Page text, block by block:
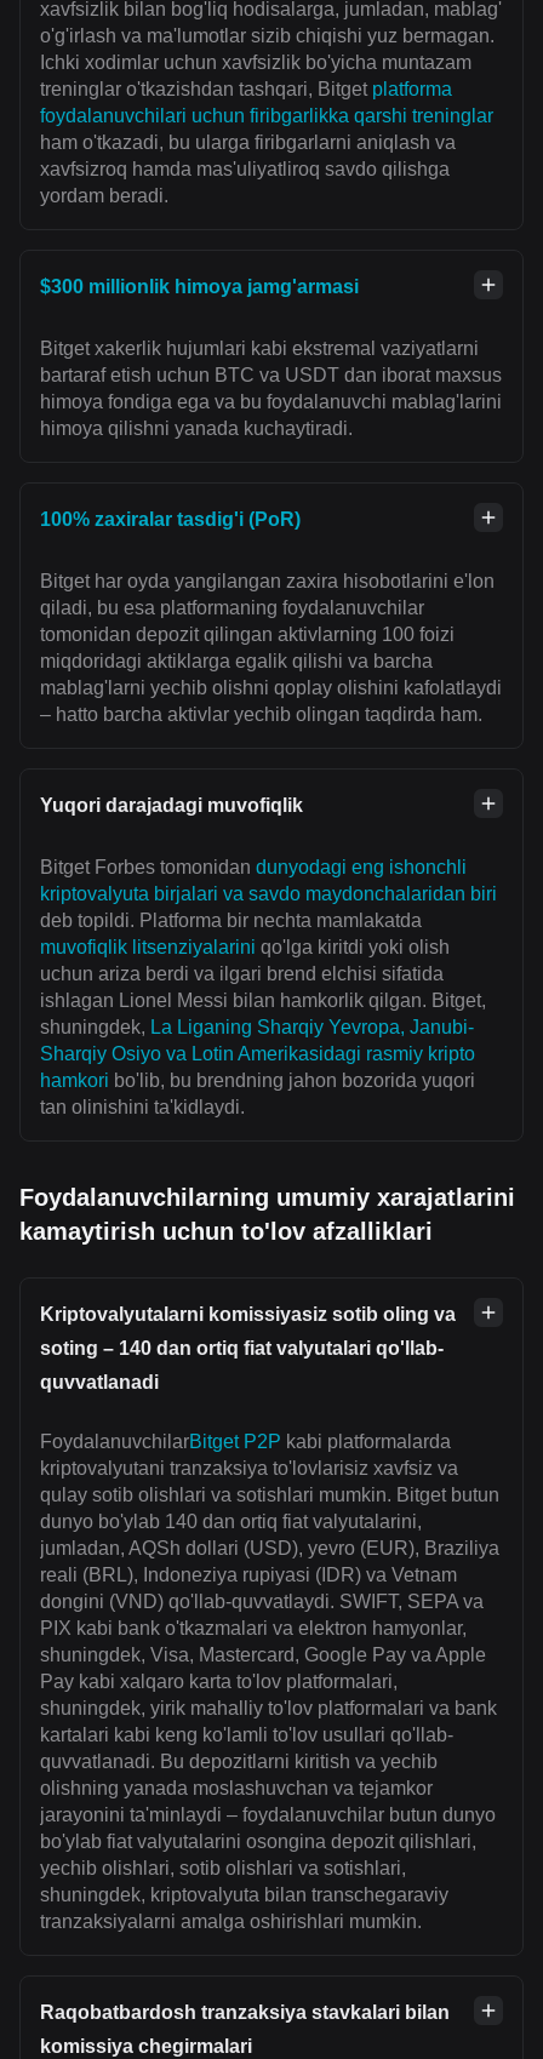
xavfsizlik bilan bog'liq hodisalarga, jumladan, mablag'
o'g'irlash va ma'lumotlar sizib chiqishi yuz bermagan.
Ichki xodimlar uchun xavfsizlik bo'yicha muntazam
treninglar o'tkazishdan tashqari, Bitget platforma
foydalanuvchilari uchun firibgarlikka qarshi treninglar
ham o'tkazadi, bu ularga firibgarlarni aniqlash va
xavfsizroq hamda mas'uliyatliroq savdo qilishga
yordam beradi.
$300 millionlik himoya jamg'armasi
Bitget xakerlik hujumlari kabi ekstremal vaziyatlarni
bartaraf etish uchun BTC va USDT dan iborat maxsus
himoya fondiga ega va bu foydalanuvchi mablag'larini
himoya qilishni yanada kuchaytiradi.
100% zaxiralar tasdig'i (PoR)
Bitget har oyda yangilangan zaxira hisobotlarini e'lon
qiladi, bu esa platformaning foydalanuvchilar
tomonidan depozit qilingan aktivlarning 100 foizi
miqdoridagi aktiklarga egalik qilishi va barcha
mablag'larni yechib olishni qoplay olishini kafolatlaydi
– hatto barcha aktivlar yechib olingan taqdirda ham.
Yuqori darajadagi muvofiqlik
Bitget Forbes tomonidan dunyodagi eng ishonchli
kriptovalyuta birjalari va savdo maydonchalaridan biri
deb topildi. Platforma bir nechta mamlakatda
muvofiqlik litsenziyalarini qo'lga kiritdi yoki olish
uchun ariza berdi va ilgari brend elchisi sifatida
ishlagan Lionel Messi bilan hamkorlik qilgan. Bitget,
shuningdek, La Liganing Sharqiy Yevropa, Janubi-
Sharqiy Osiyo va Lotin Amerikasidagi rasmiy kripto
hamkori bo'lib, bu brendning jahon bozorida yuqori
tan olinishini ta'kidlaydi.
Foydalanuvchilarning umumiy xarajatlarini
kamaytirish uchun to'lov afzalliklari
Kriptovalyutalarni komissiyasiz sotib oling va
soting – 140 dan ortiq fiat valyutalari qo'llab-
quvvatlanadi
FoydalanuvchilarBitget P2P kabi platformalarda
kriptovalyutani tranzaksiya to'lovlarisiz xavfsiz va
qulay sotib olishlari va sotishlari mumkin. Bitget butun
dunyo bo'ylab 140 dan ortiq fiat valyutalarini,
jumladan, AQSh dollari (USD), yevro (EUR), Braziliya
reali (BRL), Indoneziya rupiyasi (IDR) va Vetnam
dongini (VND) qo'llab-quvvatlaydi. SWIFT, SEPA va
PIX kabi bank o'tkazmalari va elektron hamyonlar,
shuningdek, Visa, Mastercard, Google Pay va Apple
Pay kabi xalqaro karta to'lov platformalari,
shuningdek, yirik mahalliy to'lov platformalari va bank
kartalari kabi keng ko'lamli to'lov usullari qo'llab-
quvvatlanadi. Bu depozitlarni kiritish va yechib
olishning yanada moslashuvchan va tejamkor
jarayonini ta'minlaydi – foydalanuvchilar butun dunyo
bo'ylab fiat valyutalarini osongina depozit qilishlari,
yechib olishlari, sotib olishlari va sotishlari,
shuningdek, kriptovalyuta bilan transchegaraviy
tranzaksiyalarni amalga oshirishlari mumkin.
Raqobatbardosh tranzaksiya stavkalari bilan
komissiya chegirmalari